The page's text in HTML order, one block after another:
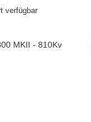
verfügbar